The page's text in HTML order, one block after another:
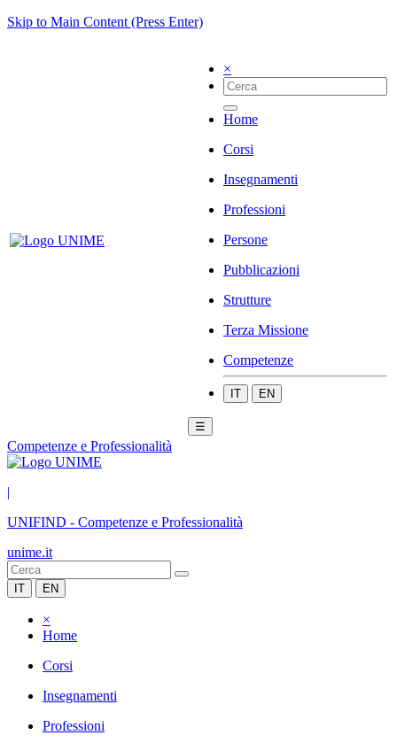
Skip to Main Content (Press Enter)
×
Home
Corsi
Insegnamenti
Professioni
Persone
Pubblicazioni
Strutture
Terza Missione
Competenze
IT EN
☰
Competenze e Professionalità
|
UNIFIND - Competenze e Professionalità
unime.it
IT EN
×
Home
Corsi
Insegnamenti
Professioni